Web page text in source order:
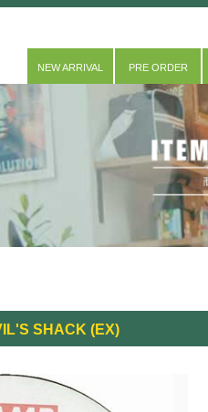
NEW ARRIVAL PRE ORDER
SHACK (EX)